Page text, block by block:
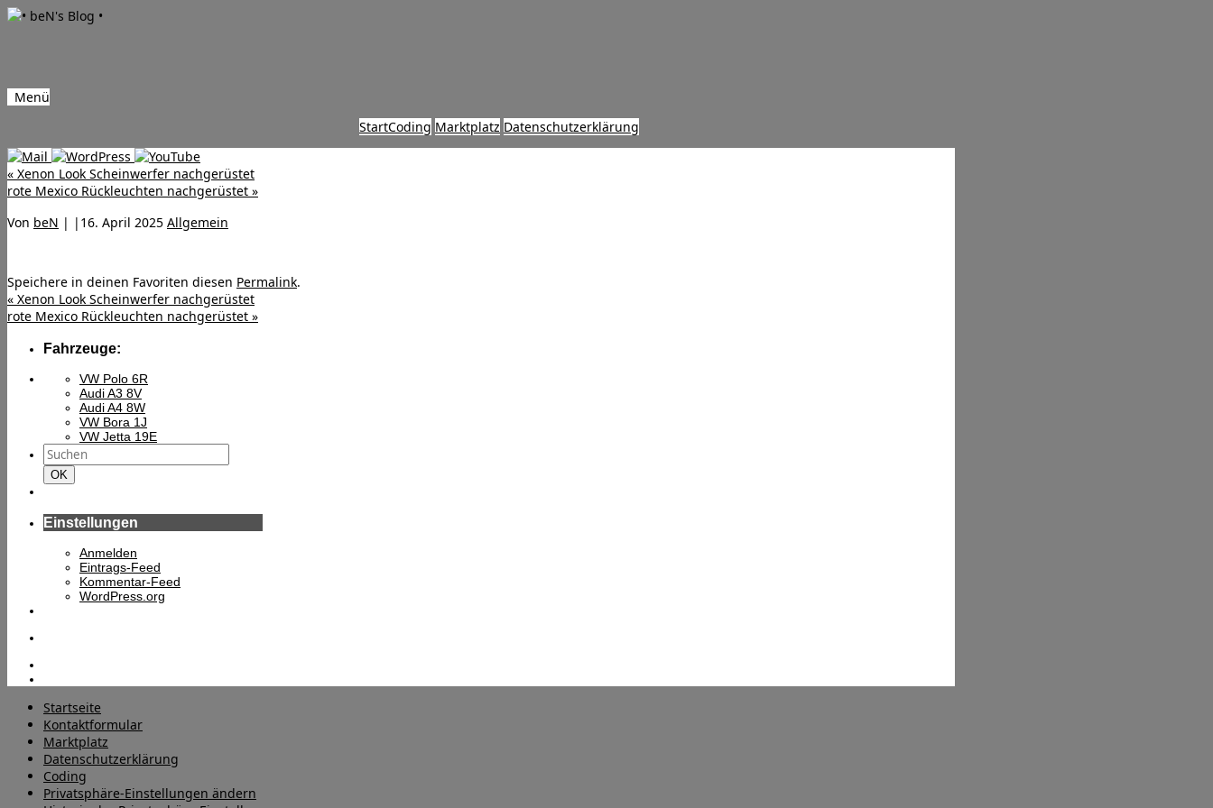
Menü
springen
StartCoding Marktplatz Datenschutzerklärung
« Xenon Look Scheinwerfer nachgerüstet
rote Mexico Rückleuchten nachgerüstet »
Von beN | | 16. April 2025 Allgemein
Speichere in deinen Favoriten diesen Permalink.
« Xenon Look Scheinwerfer nachgerüstet
rote Mexico Rückleuchten nachgerüstet »
Fahrzeuge:
VW Polo 6R
Audi A3 8V
Audi A4 8W
VW Bora 1J
VW Jetta 19E
Suchen
nach:
Suchen
OK
Einstellungen
Anmelden
Eintrags-Feed
Kommentar-Feed
WordPress.org
Startseite
Kontaktformular
Marktplatz
Datenschutzerklärung
Coding
Privatsphäre-Einstellungen ändern